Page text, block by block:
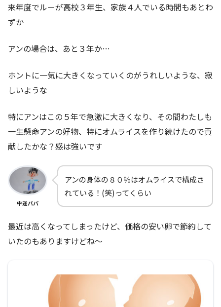
来年度でルーが高校３年生、家族４人でいる時間もあとわ
ずか
アンの場合は、あと３年か…
ホントに一気に大きくなっていくのがうれしいような、寂
しいような
特にアンはこの５年で急激に大きくなり、その間わたしも
一生懸命アンの好物、特にオムライスを作り続けたので貢
献したかな？感は強いです
中途パパ
アンの身体の８０％はオムライスで構成さ
れている！(笑)ってくらい
最近は高くなってしまったけど、価格の安い卵で節約して
いたのもありますけどね～